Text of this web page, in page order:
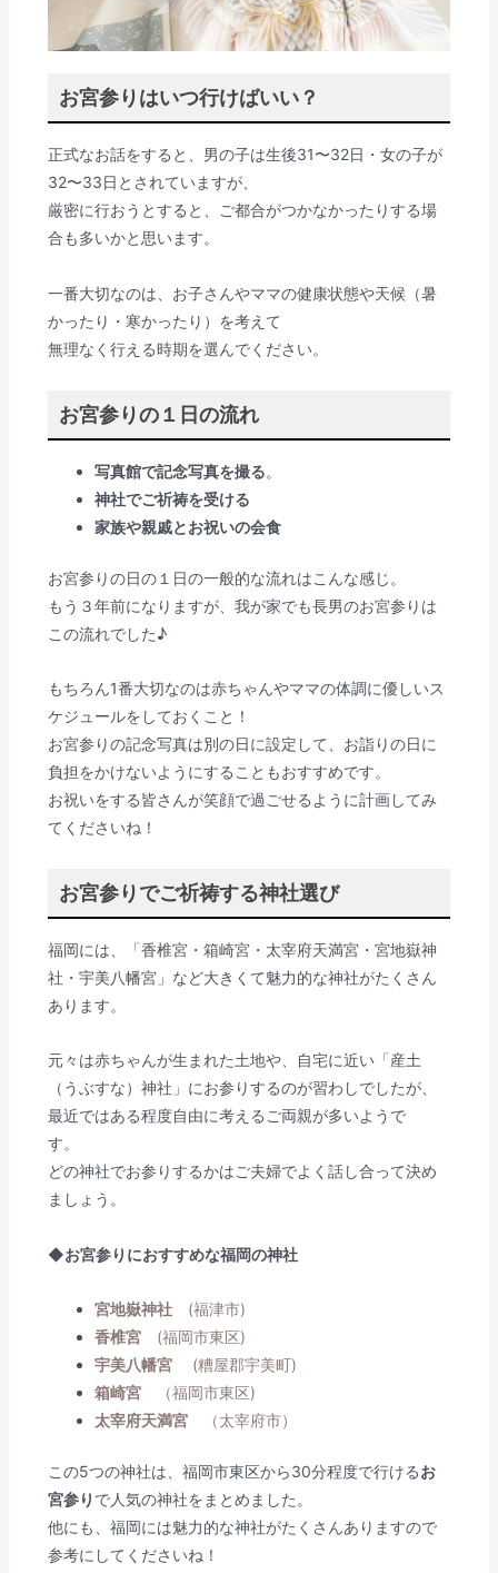
お宮参りはいつ行けばいい？
正式なお話をすると、男の子は生後31〜32日・女の子が
32〜33日とされていますが、
厳密に行おうとすると、ご都合がつかなかったりする場
合も多いかと思います。
一番大切なのは、お子さんやママの健康状態や天候（暑
かったり・寒かったり）を考えて
無理なく行える時期を選んでください。
お宮参りの１日の流れ
写真館で記念写真を撮る。
神社でご祈祷を受ける
家族や親戚とお祝いの会食
お宮参りの日の１日の一般的な流れはこんな感じ。
もう３年前になりますが、我が家でも長男のお宮参りは
この流れでした♪
もちろん1番大切なのは赤ちゃんやママの体調に優しいス
ケジュールをしておくこと！
お宮参りの記念写真は別の日に設定して、お詣りの日に
負担をかけないようにすることもおすすめです。
お祝いをする皆さんが笑顔で過ごせるように計画してみ
てくださいね！
お宮参りでご祈祷する神社選び
福岡には、「香椎宮・箱崎宮・太宰府天満宮・宮地嶽神
社・宇美八幡宮」など大きくて魅力的な神社がたくさん
あります。
元々は赤ちゃんが生まれた土地や、自宅に近い「産土
（うぶすな）神社」にお参りするのが習わしでしたが、
最近ではある程度自由に考えるご両親が多いようで
す。
どの神社でお参りするかはご夫婦でよく話し合って決め
ましょう。
◆お宮参りにおすすめな福岡の神社
宮地嶽神社 (福津市)
香椎宮 (福岡市東区)
宇美八幡宮 (糟屋郡宇美町)
箱崎宮 （福岡市東区)
太宰府天満宮 （太宰府市）
この5つの神社は、福岡市東区から30分程度で行けるお
宮参り で人気の神社をまとめました。
他にも、福岡には魅力的な神社がたくさんありますので
参考にしてくださいね！